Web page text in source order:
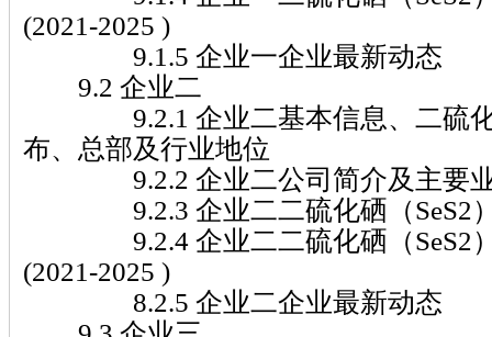
(2021-2025 )
9.1.5 企业一企业最新动态
9.2 企业二
9.2.1 企业二基本信息、二硫化
布、总部及行业地位
9.2.2 企业二公司简介及主要
9.2.3 企业二二硫化硒（SeS2
9.2.4 企业二二硫化硒（SeS2）
(2021-2025 )
8.2.5 企业二企业最新动态